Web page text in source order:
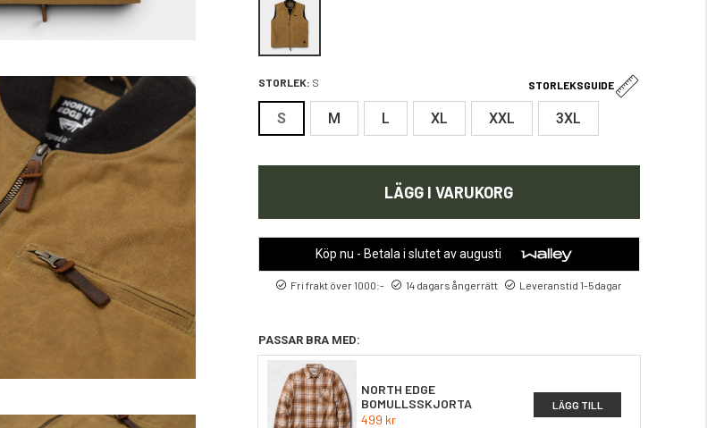
STORLEK: S STORLEKSGUIDE
S M L XL XXL 3XL
LÄGG I VARUKORG
Köp nu - Betala i slutet av augusti
Fri frakt över 1000:- 14 dagars ångerrätt Leveranstid 1-5dagar
PASSAR BRA MED:
NORTH EDGE
BOMULLSSKJORTA
499 kr
LÄGG TILL